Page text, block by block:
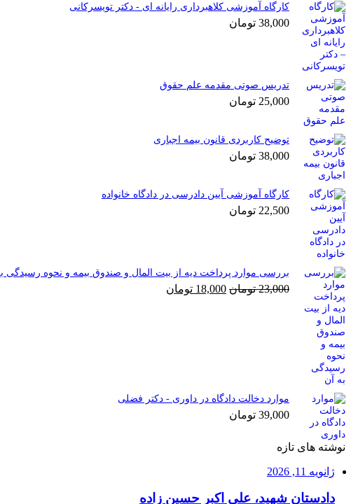
کارگاه آموزشی کلاهبرداری رایانه ای - دکتر تویسرکانی
38,000 تومان
تدریس صوتی مقدمه علم حقوق
25,000 تومان
توضیح کاربردی قانون بیمه اجباری
38,000 تومان
کارگاه آموزشی آیین دادرسی در دادگاه خانواده
22,500 تومان
بررسی موارد پرداخت دیه از بیت المال و صندوق بیمه و نحوه رسیدگی
23,000 تومان قیمت
18,000 تومان
موارد دخالت دادگاه در داوری - دکتر فضلی
39,000 تومان
نوشته های تازه
ژانویه 11, 2026
دادستان شهید، علی اکبر حسین زاده